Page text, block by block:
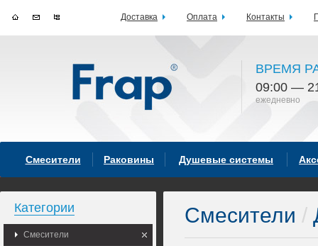
ВРЕМЯ
09:00 —
ежедневно
Смесители Раковины Душевые системы
Категории
Смесители
Смесители /
Доставка Оплата Контакты